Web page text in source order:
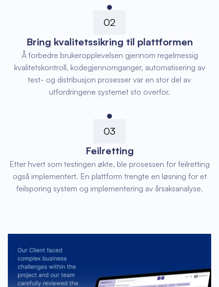
02
Bring kvalitetssikring til plattformen
Å forbedre brukeropplevelsen gjennom regelmessig
kvalitetskontroll, kodegjennomganger, automatisering av
test- og distribusjon prosesser var en stor del av
utfordringene systemet sto overfor.
03
Feilretting
Etter hvert som testingen økte, ble prosessen for feilretting
også implementert. En plattform trengte en løsning for et
feilsporing system og implementering av årsaksanalyse.